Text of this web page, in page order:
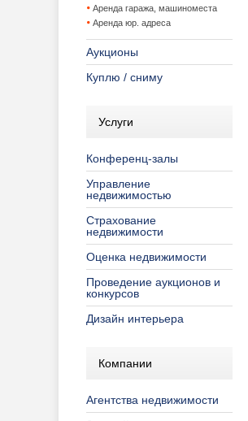
Аренда гаража, машиноместа
Аренда юр. адреса
Аукционы
Куплю / сниму
Услуги
Конференц-залы
Управление
недвижимостью
Страхование
недвижимости
Оценка недвижимости
Проведение аукционов и
конкурсов
Дизайн интерьера
Компании
Агентства недвижимости